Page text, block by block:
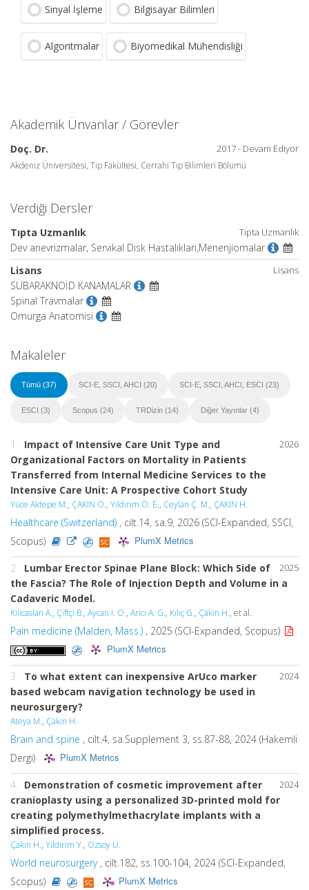
Sinyal İşleme Bilgisayar Bilimleri
Algoritmalar Biyomedikal Mühendisliği
Akademik Ünvanlar / Görevler
2017 - Devam Ediyor
Doç. Dr.
Akdeniz Üniversitesi, Tıp Fakültesi, Cerrahi Tıp Bilimleri Bölümü
Verdiği Dersler
Tıpta Uzmanlık
Tıpta Uzmanlık
Dev anevrizmalar, Servikal Disk Hastalıkları,Menenjiomalar
Lisans
Lisans
SUBARAKNOİD KANAMALAR
Spinal Travmalar
Omurga Anatomisi
Makaleler
Tümü (37) SCI-E, SSCI, AHCI (20) SCI-E, SSCI, AHCI, ESCI (23)
ESCI (3) Scopus (24) TRDizin (14) Diğer Yayınlar (4)
2026
1. Impact of Intensive Care Unit Type and
Organizational Factors on Mortality in Patients
Transferred from Internal Medicine Services to the
Intensive Care Unit: A Prospective Cohort Study
Yüce Aktepe M., ÇAKIN Ö., Yıldırım Ö. E., Ceylan Ç. M., ÇAKIN H.
Healthcare (Switzerland) , cilt.14, sa.9, 2026 (SCI-Expanded, SSCI,
Scopus)
PlumX Metrics
2025
2. Lumbar Erector Spinae Plane Block: Which Side of
the Fascia? The Role of Injection Depth and Volume in a
Cadaveric Model.
Kilicaslan A., Çiftçi B., Aycan I. Ö., Arıcı A. G., Kılıç G., Çakın H., et al.
Pain medicine (Malden, Mass.) , 2025 (SCI-Expanded, Scopus)
PlumX Metrics
2024
3. To what extent can inexpensive ArUco marker
based webcam navigation technology be used in
neurosurgery?
Ateya M., Çakın H.
Brain and spine , cilt.4, sa.Supplement 3, ss.87-88, 2024 (Hakemli
Dergi)
PlumX Metrics
2024
4. Demonstration of cosmetic improvement after
cranioplasty using a personalized 3D-printed mold for
creating polymethylmethacrylate implants with a
simplified process.
Çakın H., Yildirim Y., Ozsoy U.
World neurosurgery, cilt.182, ss.100-104, 2024 (SCI-Expanded,
Scopus)
PlumX Metrics